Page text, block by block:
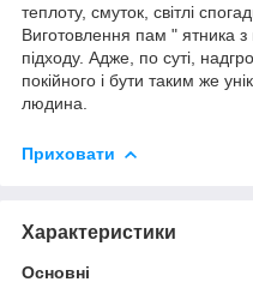
теплоту, смуток, світлі
Виготовлення пам " ятника з
підходу. Адже, по суті,
покійного і бути таким же
людина.
Приховати
Характеристики
Основні